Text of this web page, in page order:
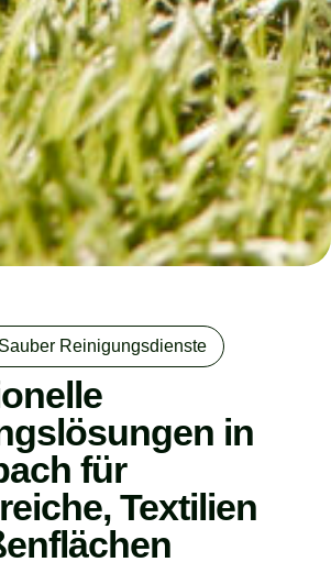
Reinigungsdienste
in
für
Textilien